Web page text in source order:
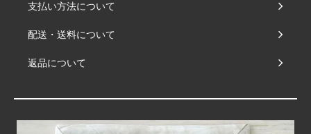
支払い方法について
配送・送料について
返品について